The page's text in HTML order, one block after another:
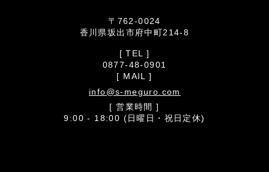
〒762-0024
香川県坂出市府中町214-8
[ TEL ]
0877-48-0901
[ MAIL ]
info@s-meguro.com
[ 営業時間 ]
9:00 - 18:00 (日曜日・祝日定休)